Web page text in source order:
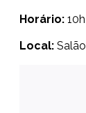
Horário: 10h
Local: